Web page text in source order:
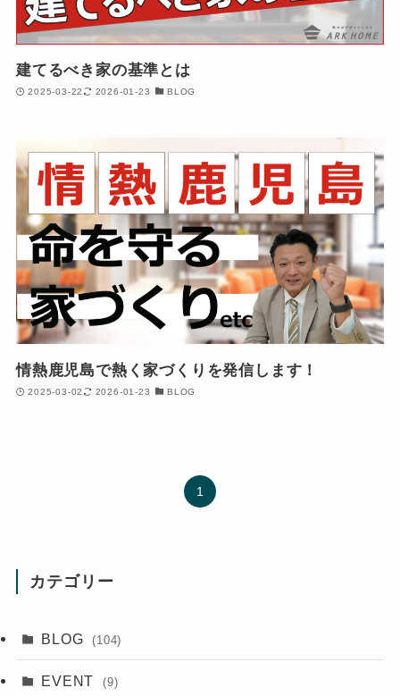
建てるべき家の基準とは
2025-03-22 2026-01-23 BLOG
情熱鹿児島で熱く家づくりを発信します！
2025-03-02 2026-01-23 BLOG
1
カテゴリー
BLOG (104)
EVENT (9)